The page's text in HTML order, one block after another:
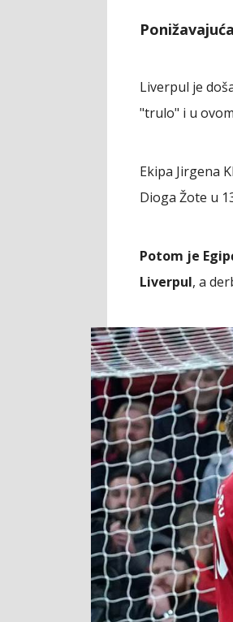
Liverpul je
"trulo" i u
Ekipa Jirgena
Dioga Žote u
Potom je
Liverpul, a